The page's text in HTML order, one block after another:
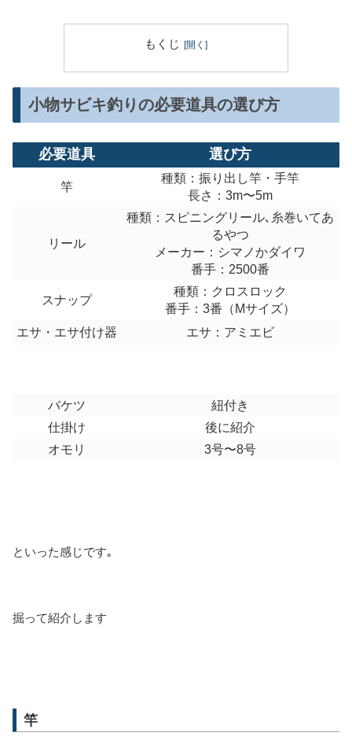
もくじ
小物サビキ釣りの必要道具の選び方
必要道具 選び方
竿
種類：振り出し竿・手竿
長さ：3m〜5m
リール
種類：スピニングリール､糸巻いてあ
るやつ
メーカー：シマノかダイワ
番手：2500番
スナップ
種類：クロスロック
番手：3番（Mサイズ）
エサ・エサ付け器
エサ：アミエビ
バケツ
紐付き
仕掛け
後に紹介
オモリ
3号〜8号
といった感じです｡
掘って紹介します
竿